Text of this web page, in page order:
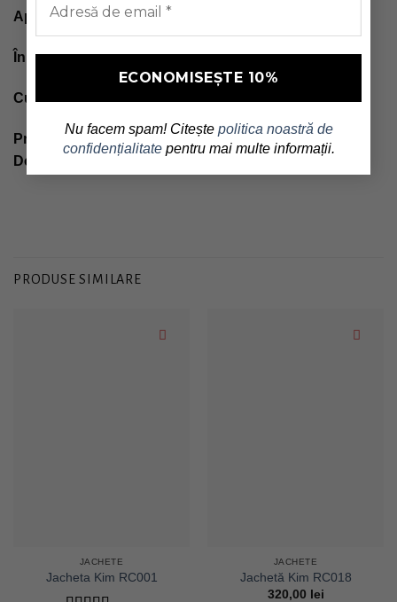
Nu facem spam! Citește politica noastră de
confidențialitatepentru mai multe informații.
Aplicatie floare pe spatele jachetei
În categoriajacheteputeți regăsi și alte modele
Culorile pot fi ușor diferite din cauza lumini
Proiectat si realizat in atelierul nostru simpatic din
Dobroesti
Rady | Facebook
PRODUSE SIMILARE
JACHETE
Jacheta Kim RC001
JACHETE
Jachetă Kim RC018
320,00 lei